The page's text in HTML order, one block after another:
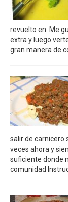
revuelto en. Me
extra y luego
gran manera de
salir de carnicero
veces ahora y
suficiente donde
comunidad